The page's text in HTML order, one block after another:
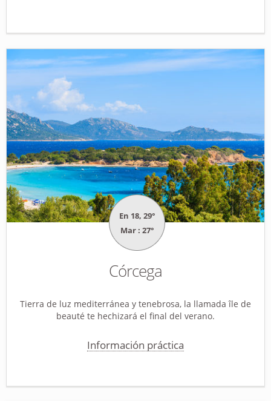
En 18, 29°
Mar : 27°
Córcega
Tierra de luz mediterránea y tenebrosa, la llamada île de
beauté te hechizará el final del verano.
Información práctica